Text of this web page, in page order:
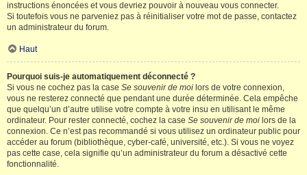
instructions énoncées et vous devriez pouvoir à nouveau vous connecter.
Si toutefois vous ne parveniez pas à réinitialiser votre mot de passe, contactez
un administrateur du forum.
Haut
Pourquoi suis-je automatiquement déconnecté ?
Si vous ne cochez pas la case Se souvenir de moi lors de votre connexion,
vous ne resterez connecté que pendant une durée déterminée. Cela empêche
que quelqu’un d’autre utilise votre compte à votre insu en utilisant le même
ordinateur. Pour rester connecté, cochez la case Se souvenir de moi lors de la
connexion. Ce n’est pas recommandé si vous utilisez un ordinateur public pour
accéder au forum (bibliothèque, cyber-café, université, etc.). Si vous ne voyez
pas cette case, cela signifie qu’un administrateur du forum a désactivé cette
fonctionnalité.